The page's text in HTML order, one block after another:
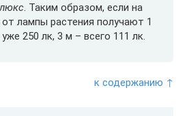
. Таким образом, если на
лампы растения получают 1
250 лк, 3 м – всего 111 лк.
к содержанию ↑